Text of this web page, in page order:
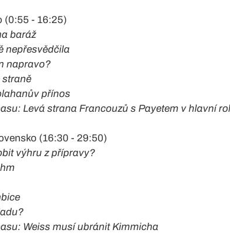
(0:55 - 16:25)
baráž
nepřesvědčila
napravo?
straně
přínos
Levá strana Francouzů s Payetem v hlavní
(16:30 - 29:50)
výhru z přípravy?
Weiss musí ubránit Kimmicha